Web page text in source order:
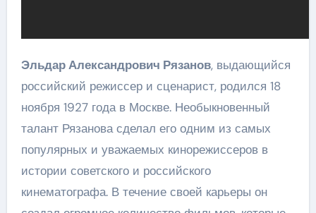
Эльдар Александрович Рязанов, выдающийся
российский режиссер и сценарист, родился 18
ноября 1927 года в Москве. Необыкновенный
талант Рязанова сделал его одним из самых
популярных и уважаемых кинорежиссеров в
истории советского и российского
кинематографа. В течение своей карьеры он